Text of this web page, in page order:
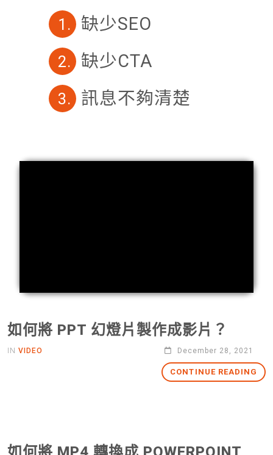
1. 缺少SEO
2. 缺少CTA
3. 訊息不夠清楚
如何將 PPT 幻燈片製作成影片？
IN VIDEO December 28, 2021
CONTINUE READING